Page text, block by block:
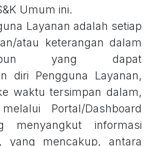
Umum ini.
Layanan adalah setiap
atau keterangan dalam
yang dapat
diri Pengguna Layanan,
waktu tersimpan dalam,
Portal/Dashboard
menyangkut informasi
yang mencakup, antara